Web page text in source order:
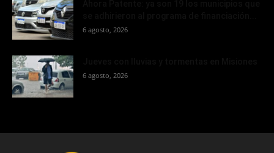
6 agosto, 2026
6 agosto, 2026